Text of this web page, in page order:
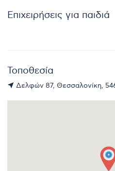
Επιχειρήσεις για παιδιά
Τοποθεσία
Δελφών 87, Θεσσαλονίκη,